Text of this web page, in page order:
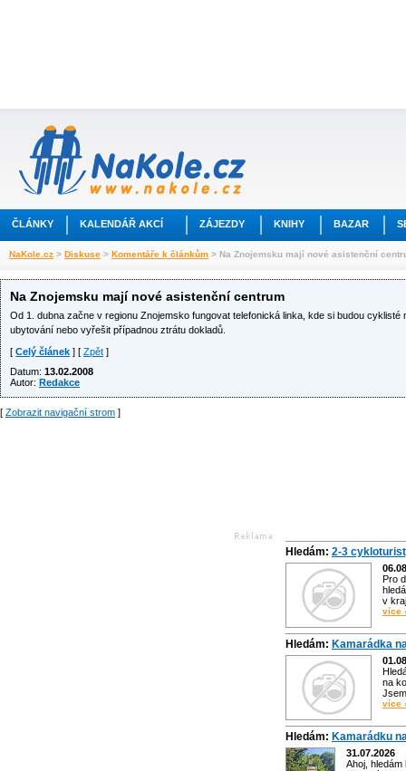
ČLÁNKY KALENDÁŘ AKCÍ ZÁJEZDY KNIHY BAZAR
NaKole.cz > Diskuse > Komentáře k článkům > Na Znojemsku mají nové asistenční
Na Znojemsku mají nové asistenční centrum
Od 1. dubna začne v regionu Znojemsko fungovat telefonická linka, kde si budou
ubytování nebo vyřešit případnou ztrátu dokladů.
[ Celý článek ] [ Zpět ]
Datum: 13.02.2008
Autor: Redakce
[ Zobrazit navigační strom ]
Hledám: 2-3
Pro
v
více
Hledám: Kamarádka
na
více
Hledám: Kamarádku
31.07.2026
Ahoj,